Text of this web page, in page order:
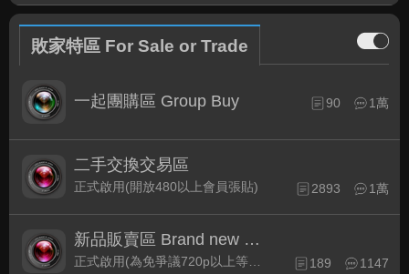
敗家特區 For Sale or Trade
一起團購區 Group Buy 90 1萬
二手交換交易區
正式啟用(開放480以上會員張貼) 2893 1萬
新品販賣區 Brand new Plaza
正式啟用(為免爭議720p以上等級發表限定) 189 1147